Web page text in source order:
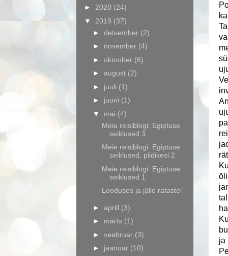
ja
► 2020 (24)
▼ 2019 (37)
► detsember (2)
► november (4)
► oktoober (6)
► august (2)
► juuli (1)
► juuni (1)
▼ mai (4)
Meie reisiblogi: Egiptuse
seiklused 3
Meie reisiblogi: Egiptuse
seiklused, pildikesi 2
Meie reisiblogi: Egiptuse
seiklused 1
Looduses ja jälle ratastel
► aprill (3)
► märts (1)
► veebruar (3)
► jaanuar (10)